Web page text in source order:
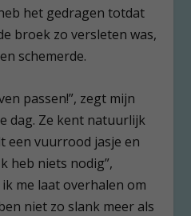
het gedragen totdat
broek zo versleten was,
schemerde.
passen!”, zegt mijn
dag. Ze kent natuurlijk
een vuurrood jasje en
heb niets nodig”,
me laat overhalen om
niet zo slank meer als